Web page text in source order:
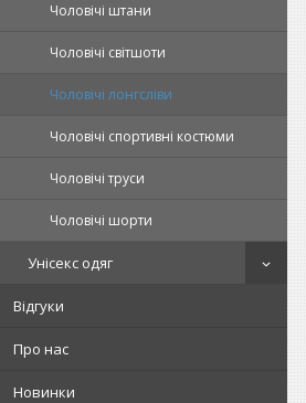
Чоловічі штани
Чоловічі світшоти
Чоловічі лонгсліви
Чоловічі спортивні костюми
Чоловічі труси
Чоловічі шорти
Унісекс одяг
Відгуки
Про нас
Новинки